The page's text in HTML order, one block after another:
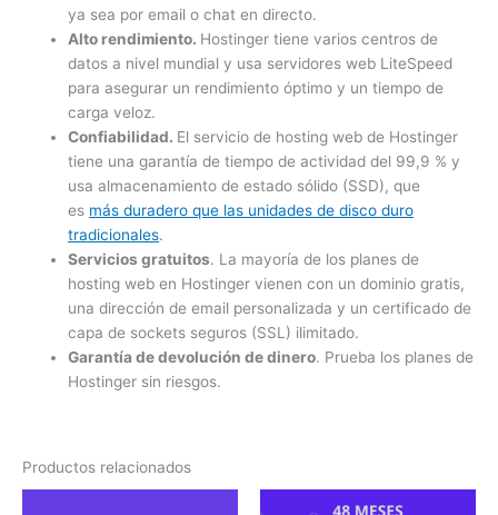
ya sea por email o chat en directo.
Alto rendimiento. Hostinger tiene varios centros de
datos a nivel mundial y usa servidores web LiteSpeed
para asegurar un rendimiento óptimo y un tiempo de
carga veloz.
Confiabilidad. El servicio de hosting web de Hostinger
tiene una garantía de tiempo de actividad del 99,9 % y
usa almacenamiento de estado sólido (SSD), que
es más duradero que las unidades de disco duro
tradicionales.
Servicios gratuitos. La mayoría de los planes de
hosting web en Hostinger vienen con un dominio gratis,
una dirección de email personalizada y un certificado de
capa de sockets seguros (SSL) ilimitado.
Garantía de devolución de dinero. Prueba los planes de
Hostinger sin riesgos.
Productos relacionados